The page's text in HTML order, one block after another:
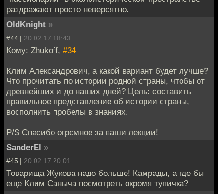
раздражают просто невероятно.
OldKnight »
#44 | 20.02.17 18:43
Кому: Zhukoff, #34
Клим Александрович, а какой вариант будет лучше?
Что прочитать по истории родной страны, чтобы от
древнейших и до наших дней? Цель: составить
правильное представление об истории страны,
восполнить пробелы в знаниях.
P/S Спасибо огромное за ваши лекции!
SanderEl »
#45 | 20.02.17 20:01
Товарища Жукова надо больше! Камрады, а где бы
еще Клим Саныча посмотреть окромя тупичка?